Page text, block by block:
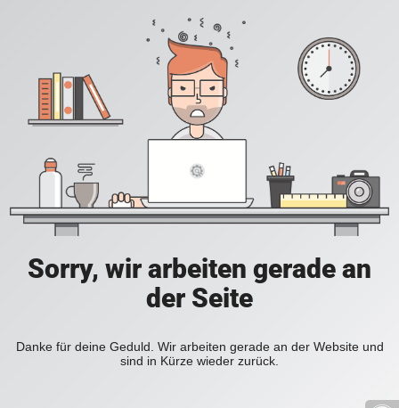
Sorry, wir arbeiten gerade an
der Seite
Danke für deine Geduld. Wir arbeiten gerade an der Website und
sind in Kürze wieder zurück.